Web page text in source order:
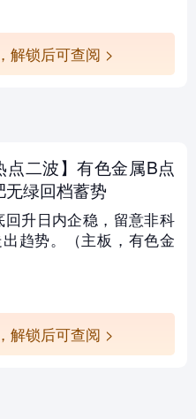
解锁后可查阅 >
点二波】有色金属B点
绿回档蓄势
回升日内企稳，留意非科
趋势。（主板，有色金
解锁后可查阅 >